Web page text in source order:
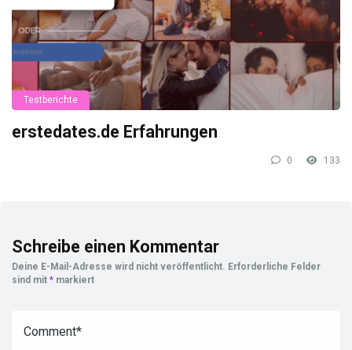
Testberichte
erstedates.de Erfahrungen
0 133
Schreibe einen Kommentar
Deine E-Mail-Adresse wird nicht veröffentlicht. Erforderliche Felder
sind mit * markiert